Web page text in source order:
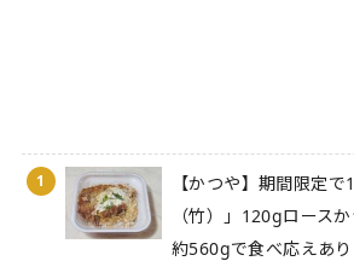
1
【かつや】期間限定
（竹）」120gロース
約560gで食べ応えあり